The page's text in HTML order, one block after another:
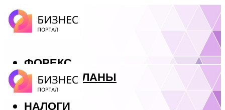
ФОРЕКС
БИЗНЕС ПЛАНЫ
КРЕДИТЫ
НАЛОГИ